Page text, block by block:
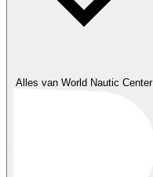
Alles van World Nautic Center